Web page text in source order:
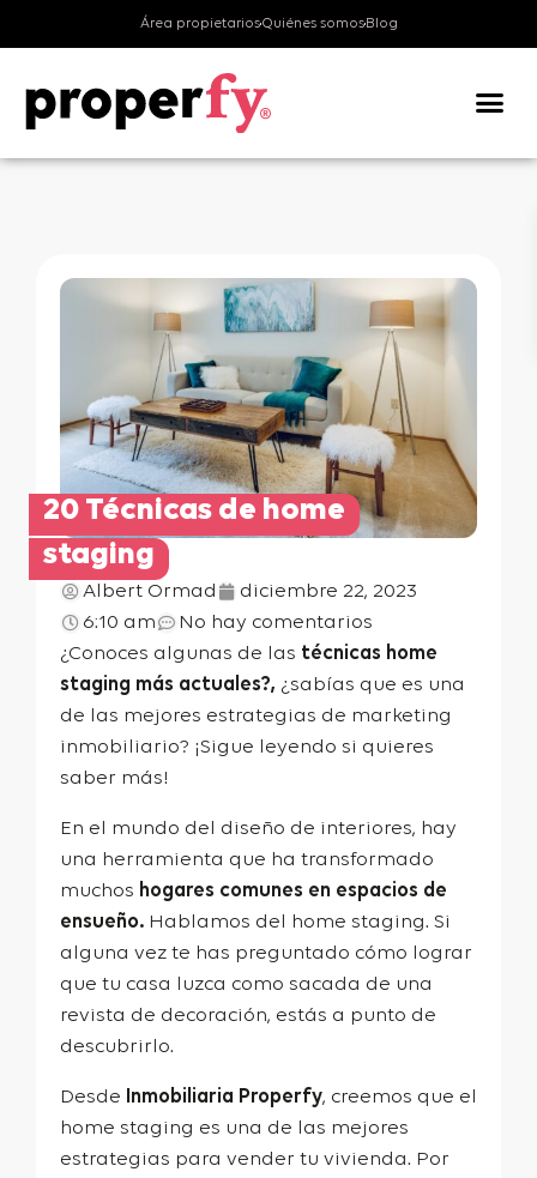
Área propietariosQuiénes somosBlog
20 Técnicas de home
staging
Albert Ormad
diciembre 22, 2023
6:10 am
No hay comentarios
¿Conoces algunas de las técnicas home
staging más actuales?, ¿sabías que es una
de las mejores estrategias de marketing
inmobiliario? ¡Sigue leyendo si quieres
saber más!
En el mundo del diseño de interiores, hay
una herramienta que ha transformado
muchos hogares comunes en espacios de
ensueño. Hablamos del home staging. Si
alguna vez te has preguntado cómo lograr
que tu casa luzca como sacada de una
revista de decoración, estás a punto de
descubrirlo.
Desde Inmobiliaria Properfy, creemos que el
home staging es una de las mejores
estrategias para vender tu vivienda. Por